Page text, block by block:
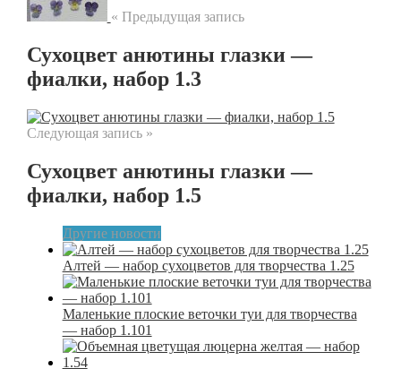
« Предыдущая запись
Сухоцвет анютины глазки —
фиалки, набор 1.3
Следующая запись »
Сухоцвет анютины глазки —
фиалки, набор 1.5
Другие новости
Алтей — набор сухоцветов для творчества 1.25
Маленькие плоские веточки туи для творчества
— набор 1.101